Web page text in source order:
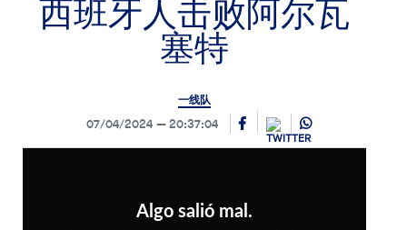
西班牙人击败阿尔瓦
塞特
一线队
07/04/2024 20:37:04